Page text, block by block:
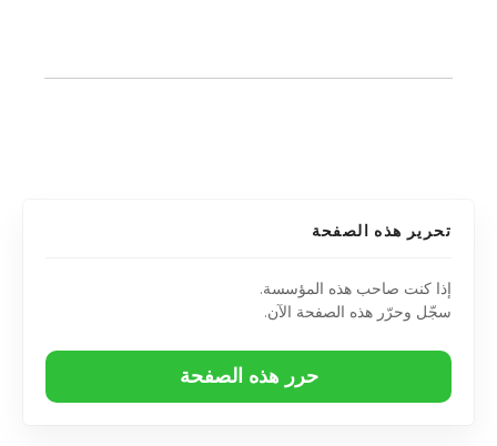
تحرير هذه الصفحة
إذا كنت صاحب هذه المؤسسة.
سجّل وحرّر هذه الصفحة الآن.
حرر هذه الصفحة